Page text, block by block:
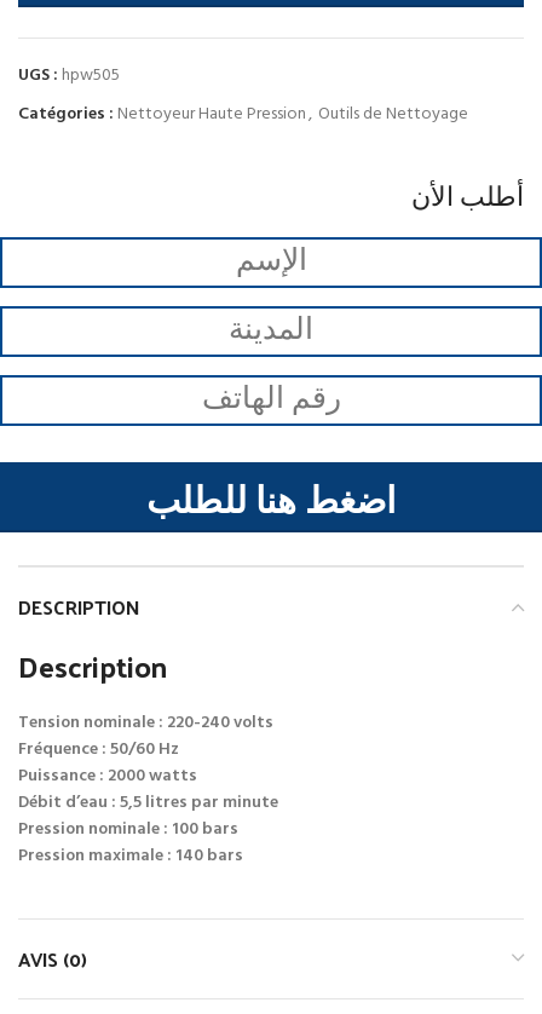
UGS : hpw505
Catégories : Nettoyeur Haute Pression, Outils de Nettoyage
أطلب الأن
اضغط هنا للطلب
DESCRIPTION
Description
Tension nominale : 220-240 volts
Fréquence : 50/60 Hz
Puissance : 2000 watts
Débit d’eau : 5,5 litres par minute
Pression nominale : 100 bars
Pression maximale : 140 bars
AVIS (0)